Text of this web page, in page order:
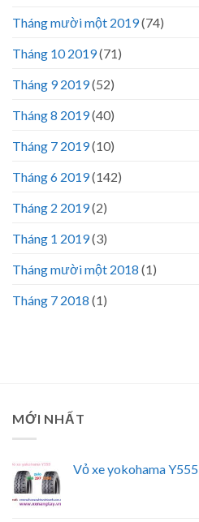
Tháng mười một 2019(74)
Tháng 10 2019(71)
Tháng 9 2019(52)
Tháng 8 2019(40)
Tháng 7 2019(10)
Tháng 6 2019(142)
Tháng 2 2019(2)
Tháng 1 2019(3)
Tháng mười một 2018 (1)
Tháng 7 2018 (1)
MỚI NHẤT
Vỏ xe yokohama Y555